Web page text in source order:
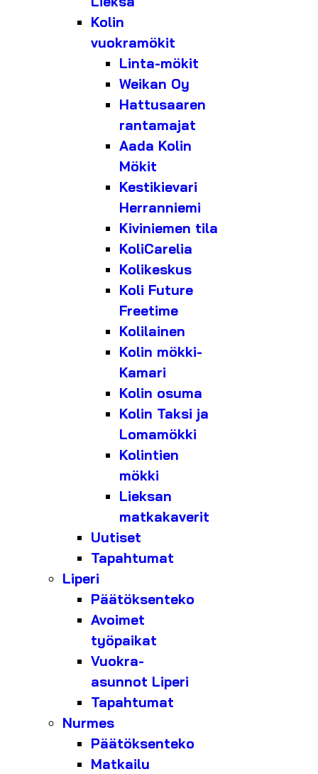
Kolin
vuokramökit
Linta-mökit
Weikan Oy
Hattusaaren
rantamajat
Aada Kolin
Mökit
Kestikievari
Herranniemi
Kiviniemen tila
KoliCarelia
Kolikeskus
Koli Future
Freetime
Kolilainen
Kolin mökki-
Kamari
Kolin osuma
Kolin Taksi ja
Lomamökki
Kolintien
mökki
Lieksan
matkakaverit
Uutiset
Tapahtumat
Liperi
Päätöksenteko
Avoimet
työpaikat
Vuokra-
asunnot Liperi
Tapahtumat
Nurmes
Päätöksenteko
Matkailu